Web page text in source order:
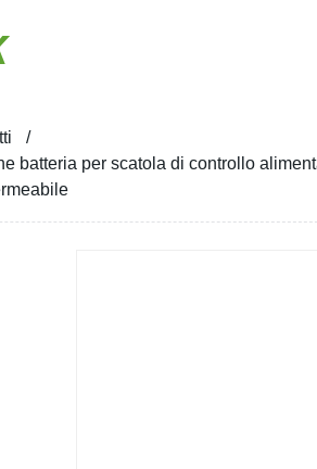
batteria per scatola di controllo